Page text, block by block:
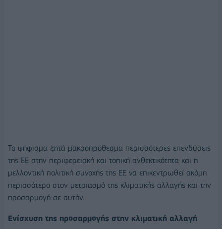
Το ψήφισμα ζητά μακροπρόθεσμα περισσότερες επενδύσεις
της ΕΕ στην περιφερειακή και τοπική ανθεκτικότητα και η
μελλοντική πολιτική συνοχής της ΕΕ να επικεντρωθεί ακόμη
περισσότερο στον μετριασμό της κλιματικής αλλαγής και την
προσαρμογή σε αυτήν.
Ενίσχυση της προσαρμογής στην κλιματική αλλαγή